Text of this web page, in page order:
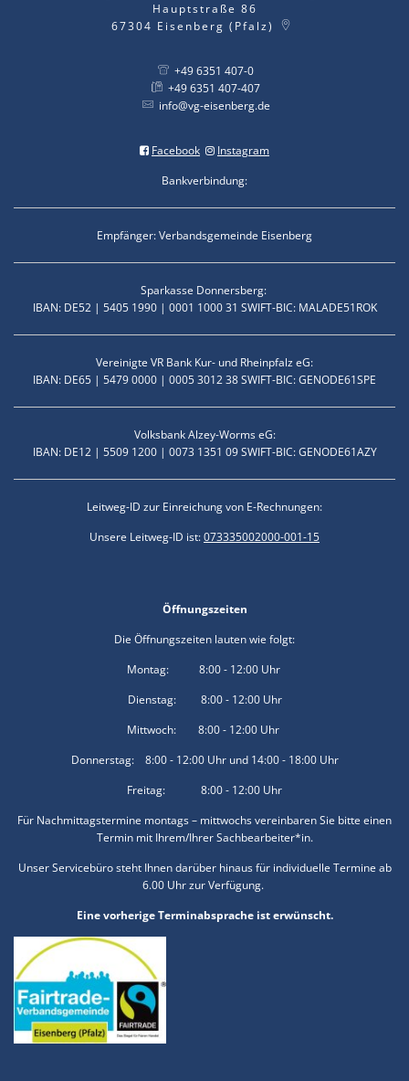
Hauptstraße 86
67304 Eisenberg (Pfalz)
+49 6351 407-0
+49 6351 407-407
info@vg-eisenberg.de
Facebook
Instagram
Bankverbindung:
Empfänger: Verbandsgemeinde Eisenberg
Sparkasse Donnersberg:
IBAN: DE52 | 5405 1990 | 0001 1000 31 SWIFT-BIC: MALADE51ROK
Vereinigte VR Bank Kur- und Rheinpfalz eG:
IBAN: DE65 | 5479 0000 | 0005 3012 38 SWIFT-BIC: GENODE61SPE
Volksbank Alzey-Worms eG:
IBAN: DE12 | 5509 1200 | 0073 1351 09 SWIFT-BIC: GENODE61AZY
Leitweg-ID zur Einreichung von E-Rechnungen:
Unsere Leitweg-ID ist:073335002000-001-15
Öffnungszeiten
Die Öffnungszeiten lauten wie folgt:
Montag: 8:00 - 12:00 Uhr
Dienstag: 8:00 - 12:00 Uhr
Mittwoch: 8:00 - 12:00 Uhr
Donnerstag: 8:00 - 12:00 Uhr und 14:00 - 18:00 Uhr
Freitag: 8:00 - 12:00 Uhr
Für Nachmittagstermine montags – mittwochs vereinbaren Sie bitte einen
Termin mit Ihrem/Ihrer Sachbearbeiter*in.
Unser Servicebüro steht Ihnen darüber hinaus für individuelle Termine ab
6.00 Uhr zur Verfügung.
Eine vorherige Terminabsprache ist erwünscht.